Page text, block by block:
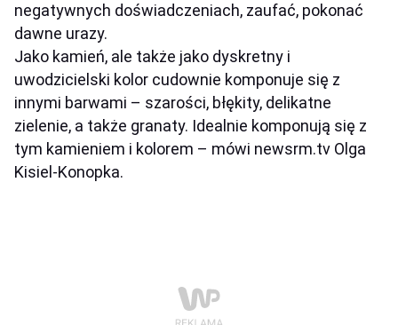
negatywnych doświadczeniach, zaufać, pokonać
dawne urazy.
Jako kamień, ale także jako dyskretny i
uwodzicielski kolor cudownie komponuje się z
innymi barwami – szarości, błękity, delikatne
zielenie, a także granaty. Idealnie komponują się z
tym kamieniem i kolorem – mówi newsrm.tv Olga
Kisiel-Konopka.